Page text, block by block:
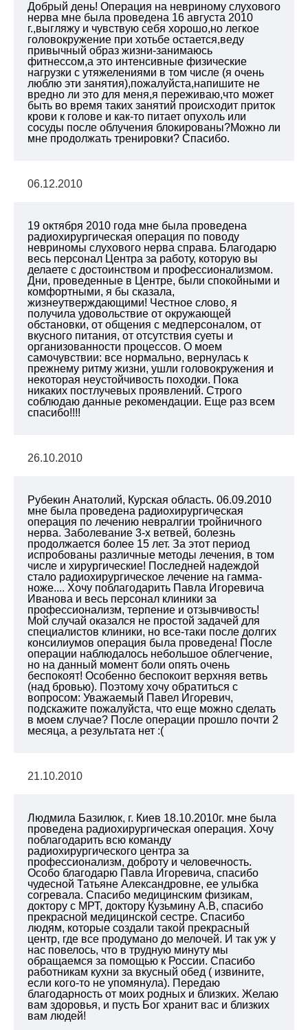
Добрый день! Операция на невриному слухового
нерва мне была проведена 16 августа 2010
г.,выгляжу и чувствую себя хорошо,но легкое
головокружение при хотьбе остается,веду
привычный образ жизни-занимаюсь
фитнессом,а это интенсивные физические
нагрузки с утяжелениями в том числе (я очень
люблю эти занятия),пожалуйста,напишите не
вредно ли это для меня,я переживаю,что может
быть во время таких занятий происходит приток
крови к голове и как-то питает опухоль или
сосуды после облучения блокированы?Можно ли
мне продолжать тренировки? Спасибо.
06.12.2010
19 октября 2010 года мне была проведена
радиохирургическая операция по поводу
невриномы слухового нерва справа. Благодарю
весь персонал Центра за работу, которую вы
делаете с достоинством и профессионализмом.
Дни, проведенные в Центре, были спокойными и
комфортными, я бы сказала,
жизнеутверждающими! Честное слово, я
получила удовольствие от окружающей
обстановки, от общения с медперсоналом, от
вкусного питания, от отсутствия суеты и
организованности процессов. О моем
самочувствии: все нормально, вернулась к
прежнему ритму жизни, ушли головокружения и
некоторая неустойчивость походки. Пока
никаких постлучевых проявлений. Строго
соблюдаю данные рекомендации. Еще раз всем
спасибо!!!!
26.10.2010
Рубекин Анатолий, Курская область. 06.09.2010
мне была проведена радиохирургическая
операция по лечению невралгии тройничного
нерва. Заболевание 3-х ветвей, болезнь
продолжается более 15 лет. За этот период
испробованы различные методы лечения, в том
числе и хирургические! Последней надеждой
стало радиохирургическое лечение на гамма-
ноже.... Хочу поблагодарить Павла Игоревича
Иванова и весь персонал клиники за
профессионализм, терпение и отзывчивость!
Мой случай оказался не простой задачей для
специалистов клиники, но все-таки после долгих
консилиумов операция была проведена! После
операции наблюдалось небольшое облегчение,
но на данный момент боли опять очень
беспокоят! Особенно беспокоит верхняя ветвь
(над бровью). Поэтому хочу обратиться с
вопросом: Уважаемый Павел Игоревич,
подскажите пожалуйста, что еще можно сделать
в моем случае? После операции прошло почти 2
месяца, а результата нет :(
21.10.2010
Людмила Базилюк, г. Киев 18.10.2010г. мне была
проведена радиохирургическая операция. Хочу
поблагодарить всю команду
радиохирургического центра за
профессионализм, доброту и человечность.
Особо благодарю Павла Игоревича, спасибо
чудесной Татьяне Александровне, ее улыбка
согревала. Спасибо медицинским физикам,
доктору с МРТ, доктору Кузьмину А.В, спасибо
прекрасной медицинской сестре. Спасибо
людям, которые создали такой прекрасный
центр, где все продумано до мелочей. И так уж у
нас повелось, что в трудную минуту мы
обращаемся за помощью к России. Спасибо
работникам кухни за вкусный обед ( извините,
если кого-то не упомянула). Передаю
благодарность от моих родных и близких. Желаю
вам здоровья, и пусть Бог хранит вас и близких
вам людей!